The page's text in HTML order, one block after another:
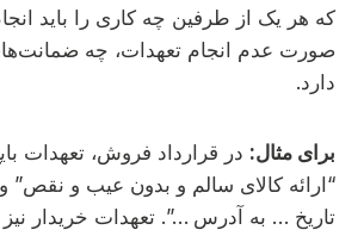
که هر یک از طرفین چه کاری را باید
صورت عدم انجام تعهدات، چه
دارد.
برای مثال: در قرارداد فروش، تعهدات
“ارائه کالای سالم و بدون عیب و نقص” و
تاریخ … به آدرس …”. تعهدات خریدار